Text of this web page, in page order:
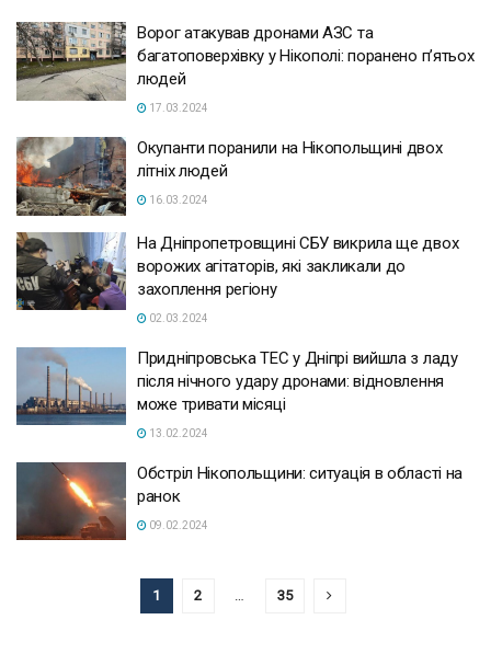
Ворог атакував дронами АЗС та
багатоповерхівку у Нікополі: поранено п’ятьох
людей
17.03.2024
Окупанти поранили на Нікопольщині двох
літніх людей
16.03.2024
На Дніпропетровщині СБУ викрила ще двох
ворожих агітаторів, які закликали до
захоплення регіону
02.03.2024
Придніпровська ТЕС у Дніпрі вийшла з ладу
після нічного удару дронами: відновлення
може тривати місяці
13.02.2024
Обстріл Нікопольщини: ситуація в області на
ранок
09.02.2024
1 2 … 35